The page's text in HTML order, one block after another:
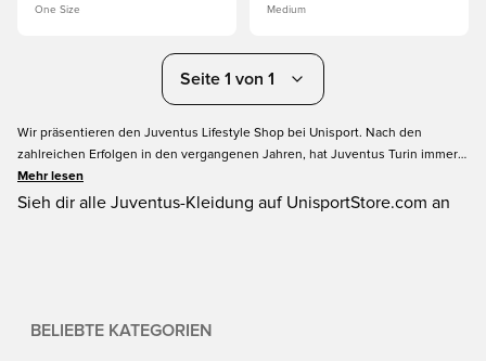
One Size Medium
Seite 1 von 1
Wir präsentieren den Juventus Lifestyle Shop bei Unisport. Nach den
zahlreichen Erfolgen in den vergangenen Jahren, hat Juventus Turin immer
mehr Fans gewonnen. Für viele ist der Verein mehr als nur Fußball- Juventus
ist zu einem Lifestyle geworden. Wenn du die Farben von Juventus auch
Mehr lesen
Sieh dir alle Juventus-Kleidung auf UnisportStore.com an
BELIEBTE KATEGORIEN